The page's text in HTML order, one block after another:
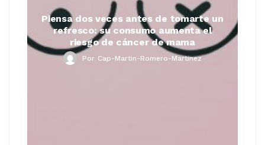
Piensa dos veces antes de tomarte un
refresco: su consumo aumenta el
riesgo de cáncer de mama
Por Cap-Martin-Romero-Martinez